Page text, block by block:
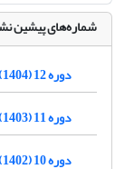
شماره‌های پیشین
دوره 12 (1404)
دوره 11 (1403)
دوره 10 (1402)